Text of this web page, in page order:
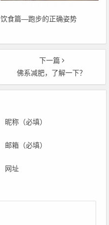
饮食篇—跑步的正确姿势
下一篇
佛系减肥，了解一下？
昵称（必填）
邮箱（必填）
网址